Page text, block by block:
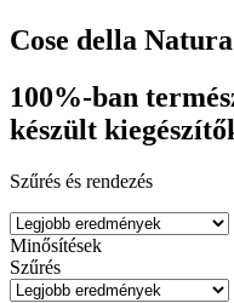
Cose della
100%-ban
készült
Szűrés és rendezés
Minősítések
Szűrés